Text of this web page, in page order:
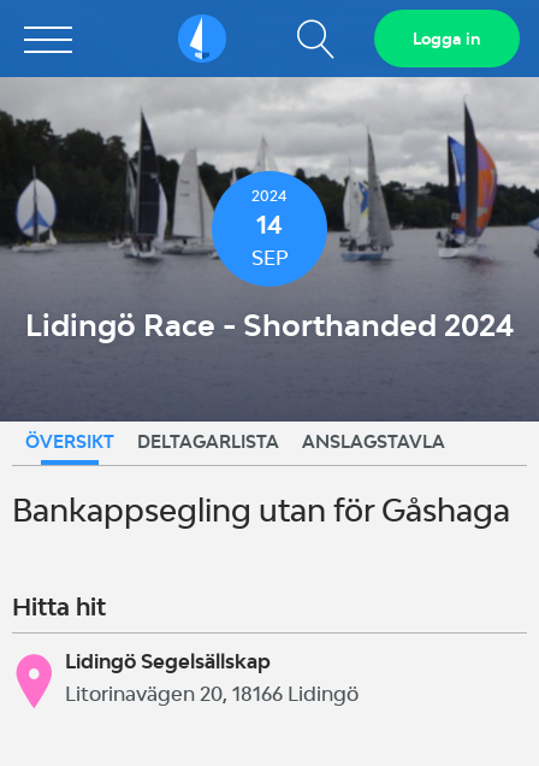
Sailarena Visa
sökfält
Logga in
2024
14
SEP
Lidingö Race - Shorthanded 2024
ÖVERSIKT DELTAGARLISTA ANSLAGSTAVLA
Bankappsegling utan för Gåshaga
Hitta hit
Lidingö Segelsällskap
Litorinavägen 20, 18166 Lidingö